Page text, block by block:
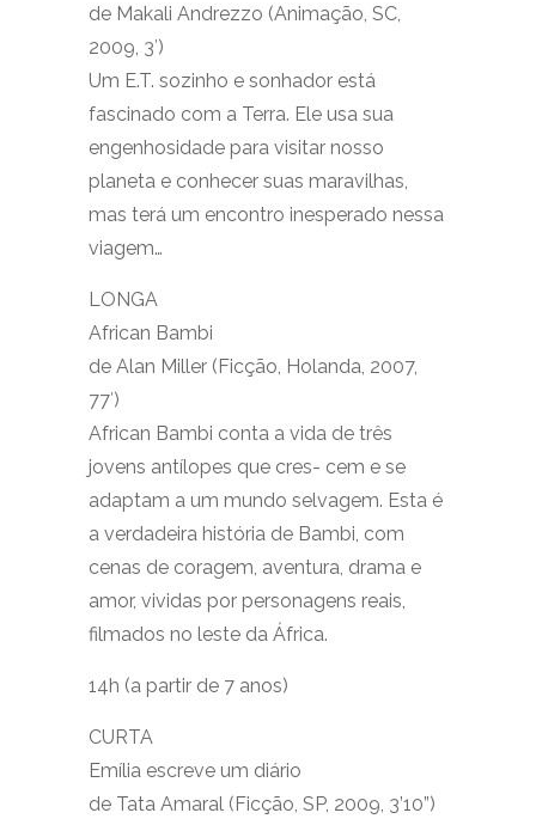
de Makali Andrezzo (Animação, SC,
2009, 3′)
Um E.T. sozinho e sonhador está
fascinado com a Terra. Ele usa sua
engenhosidade para visitar nosso
planeta e conhecer suas maravilhas,
mas terá um encontro inesperado nessa
viagem…
LONGA
African Bambi
de Alan Miller (Ficção, Holanda, 2007,
77′)
African Bambi conta a vida de três
jovens antílopes que cres- cem e se
adaptam a um mundo selvagem. Esta é
a verdadeira história de Bambi, com
cenas de coragem, aventura, drama e
amor, vividas por personagens reais,
filmados no leste da África.
14h (a partir de 7 anos)
CURTA
Emília escreve um diário
de Tata Amaral (Ficção, SP, 2009, 3’10”)